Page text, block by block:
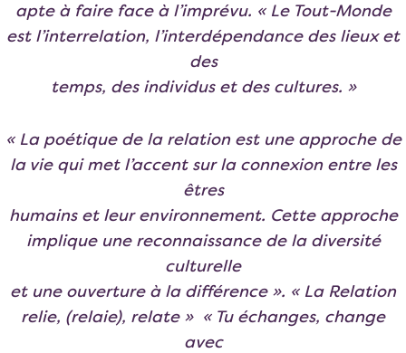
apte à faire face à l’imprévu. « Le Tout-Monde
est l’interrelation, l’interdépendance des lieux et
des
temps, des individus et des cultures. »
« La poétique de la relation est une approche de
la vie qui met l’accent sur la connexion entre les
êtres
humains et leur environnement. Cette approche
implique une reconnaissance de la diversité
culturelle
et une ouverture à la différence ». « La Relation
relie, (relaie), relate » « Tu échanges, change
avec